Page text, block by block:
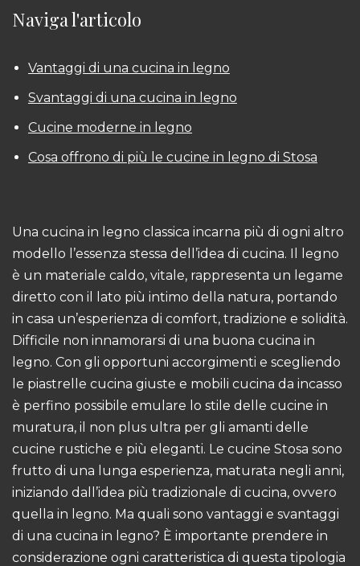
Naviga l'articolo
Vantaggi di una cucina in legno
Svantaggi di una cucina in legno
Cucine moderne in legno
Cosa offrono di più le cucine in legno di Stosa
Una cucina in legno classica incarna più di ogni altro
modello l’essenza stessa dell’idea di cucina. Il legno
è un materiale caldo, vitale, rappresenta un legame
diretto con il lato più intimo della natura, portando
in casa un’esperienza di comfort, tradizione e solidità.
Difficile non innamorarsi di una buona cucina in
legno. Con gli opportuni accorgimenti e scegliendo
le piastrelle cucina giuste e mobili cucina da incasso
è perfino possibile emulare lo stile delle cucine in
muratura, il non plus ultra per gli amanti delle
cucine rustiche e più eleganti. Le cucine Stosa sono
frutto di una lunga esperienza, maturata negli anni,
iniziando dall’idea più tradizionale di cucina, ovvero
quella in legno. Ma quali sono vantaggi e svantaggi
di una cucina in legno? È importante prendere in
considerazione ogni caratteristica di questa tipologia